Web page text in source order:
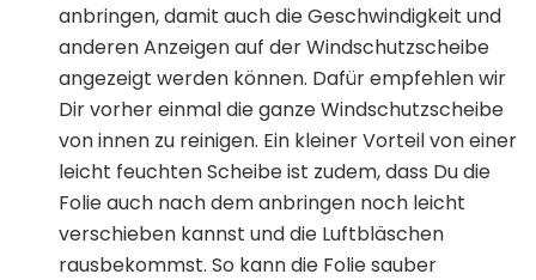
anbringen, damit auch die Geschwindigkeit und
anderen Anzeigen auf der Windschutzscheibe
angezeigt werden können. Dafür empfehlen wir
Dir vorher einmal die ganze Windschutzscheibe
von innen zu reinigen. Ein kleiner Vorteil von einer
leicht feuchten Scheibe ist zudem, dass Du die
Folie auch nach dem anbringen noch leicht
verschieben kannst und die Luftbläschen
rausbekommst. So kann die Folie sauber